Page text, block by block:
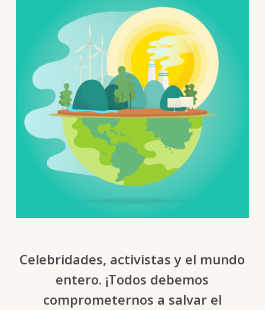
Celebridades, activistas y el mundo
entero. ¡Todos debemos
comprometernos a salvar el